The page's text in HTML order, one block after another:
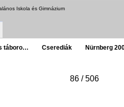
Iskola és Gimnázium
táboro… Cserediák Nürnberg
86 / 506